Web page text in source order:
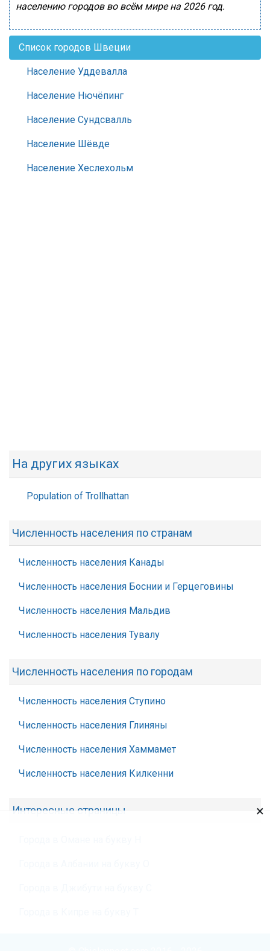
населению городов во всём мире на 2026 год.
Список городов Швеции
Население Уддевалла
Население Нючёпинг
Население Сундсвалль
Население Шёвде
Население Хеслехольм
На других языках
Population of Trollhattan
Численность населения по странам
Численность населения Канады
Численность населения Боснии и Герцеговины
Численность населения Мальдив
Численность населения Тувалу
Численность населения по городам
Численность населения Ступино
Численность населения Глиняны
Численность населения Хаммамет
Численность населения Килкенни
Интересные страницы ×